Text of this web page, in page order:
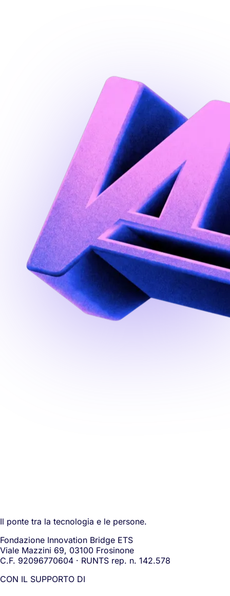
Il ponte tra la tecnologia e le persone.
Fondazione Innovation Bridge ETS
Viale Mazzini 69, 03100 Frosinone
C.F. 92096770604 · RUNTS rep. n. 142.578
CON IL SUPPORTO DI